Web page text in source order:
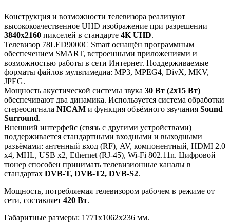
Конструкция и возможности телевизора реализуют
высококоачественное UHD изображение при разрешении
3840x2160 пикселей в стандарте 4K UHD.
Телевизор 78LED9000C Smart оснащён программным
обеспечением SMART, встроенными приложениями и
возможностью работы в сети Интернет. Поддерживаемые
форматы файлов мультимедиа: MP3, MPEG4, DivX, MKV,
JPEG.
Мощность акустической системы звука 30 Вт (2х15 Вт)
обеспечивают два динамика. Используется система обработки
стереосигнала NICAM и функция объёмного звучания Sound
Surround.
Внешний интерфейс (связь с другими устройствами)
поддерживается стандартными входными и выходными
разъёмами: антенный вход (RF), AV, компонентный, HDMI 2.0
x4, MHL, USB x2, Ethernet (RJ-45), Wi-Fi 802.11n. Цифровой
тюнер способен принимать телевизионные каналы в
стандартах DVB-T, DVB-T2, DVB-S2.
Мощность, потребляемая телевизором рабочем в режиме от
сети, составляет 420 Вт.
Габаритные размеры: 1771x1062x236 мм.